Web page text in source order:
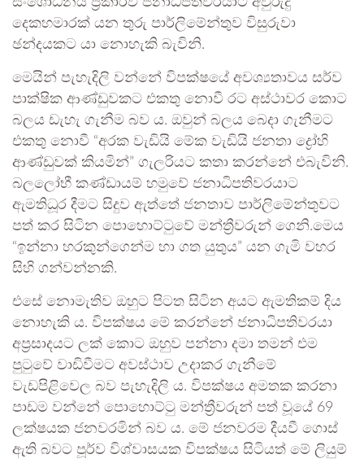
දෙකහමාරක් යන තුරු පාර්ලිමේන්තුව විසුරුවා
ඡන්දයකට යා නොහැකි බැවිනි.
මෙයින් පැහැදිලි වන්නේ විපක්ෂයේ අවශ්‍යතාවය සර්ව
පාක්ෂික ආණ්ඩුවකට එකතු නොවී රට අස්ථාවර කොට
බලය ඩැහැ ගැනීම බව ය. ඔවුන් බලය බෙදා ගැනීමට
එකතු නොවී “අරක වැඩියි මේක වැඩියි ජනතා ද්‍රෝහි
ආණ්ඩුවක් කියමින්” ගැලරියට කතා කරන්නේ එබැවිනි.
බලලෝභී කණ්ඩායම් හමුවේ ජනාධිපතිවරයාට
ඇමතිධූර දීමට සිදුව ඇත්තේ ජනතාව පාර්ලිමේන්තුවට
පත් කර සිටින පොහොට්ටුවේ මන්ත්‍රීවරුන් ගෙනි.මෙය
“ඉන්නා හරකුන්ගෙන්ම හා ගත යුතුය” යන ගැමි වහර
සිහි ගන්වන්නකි.
එසේ නොමැතිව ඔහුට පිටත සිටින අයට ඇමතිකම් දිය
නොහැකි ය. විපක්ෂය මේ කරන්නේ ජනාධිපතිවරයා
අප්‍රසාදයට ලක් කොට ඔහුව පන්නා දමා තමන් එම
පුටුවේ වාඩිවීමට අවස්ථාව උදාකර ගැනීමේ
වැඩපිළිවෙල බව පැහැදිලි ය. විපක්ෂය අමතක කරනා
පාඩම වන්නේ පොහොට්ටු මන්ත්‍රීවරුන් පත් වූයේ 69
ලක්ෂයක ජනවරමින් බව ය. මේ ජනවරම දීයවී ගොස්
ඇති බවට පූර්ව විශ්වාසයක විපක්ෂය සිටියත් මේ ලියුම්